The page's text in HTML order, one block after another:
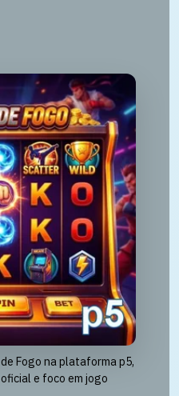
Fogo na plataforma p5,
e foco em jogo